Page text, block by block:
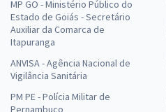
MP GO - Ministério Público do
Estado de Goiás - Secretário
Auxiliar da Comarca de
Itapuranga
ANVISA - Agência Nacional de
Vigilância Sanitária
PM PE - Polícia Militar de
Pernambuco